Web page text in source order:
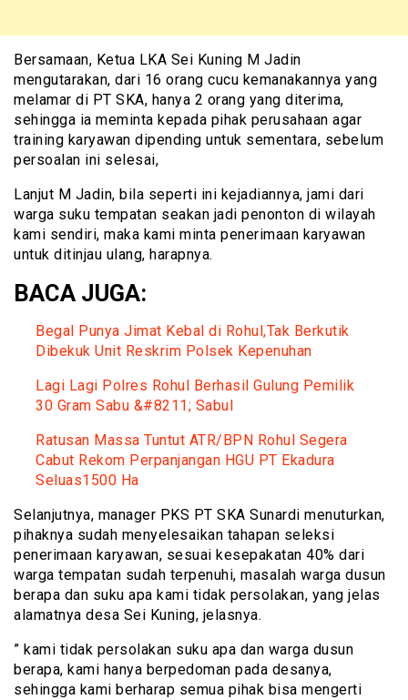
Bersamaan, Ketua LKA Sei Kuning M Jadin
mengutarakan, dari 16 orang cucu kemanakannya yang
melamar di PT SKA, hanya 2 orang yang diterima,
sehingga ia meminta kepada pihak perusahaan agar
training karyawan dipending untuk sementara, sebelum
persoalan ini selesai,
Lanjut M Jadin, bila seperti ini kejadiannya, jami dari
warga suku tempatan seakan jadi penonton di wilayah
kami sendiri, maka kami minta penerimaan karyawan
untuk ditinjau ulang, harapnya.
BACA JUGA:
Begal Punya Jimat Kebal di Rohul,Tak Berkutik
Dibekuk Unit Reskrim Polsek Kepenuhan
Lagi Lagi Polres Rohul Berhasil Gulung Pemilik
30 Gram Sabu &#8211; Sabul
Ratusan Massa Tuntut ATR/BPN Rohul Segera
Cabut Rekom Perpanjangan HGU PT Ekadura
Seluas1500 Ha
Selanjutnya, manager PKS PT SKA Sunardi menuturkan,
pihaknya sudah menyelesaikan tahapan seleksi
penerimaan karyawan, sesuai kesepakatan 40% dari
warga tempatan sudah terpenuhi, masalah warga dusun
berapa dan suku apa kami tidak persolakan, yang jelas
alamatnya desa Sei Kuning, jelasnya.
” kami tidak persolakan suku apa dan warga dusun
berapa, kami hanya berpedoman pada desanya,
sehingga kami berharap semua pihak bisa mengerti